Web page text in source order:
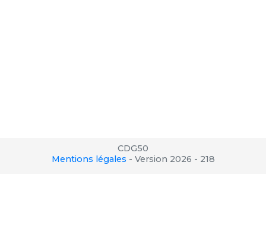
CDG50
Mentions légales - Version 2026 - 218